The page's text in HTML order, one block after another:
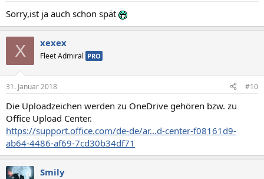
Sorry,ist ja auch schon spät
X xexex
Fleet Admiral PRO
31. Januar 2018 #10
Die Uploadzeichen werden zu OneDrive gehören bzw. zu
Office Upload Center.
https://support.office.com/de-de/ar...d-center-f08161d9-
ab64-4486-af69-7cd30b34df71
Smily